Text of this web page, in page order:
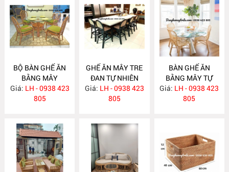
BỘ BÀN GHẾ ĂN
BẰNG MÂY
MA782
Giá: LH - 0938 423
805
GHẾ ĂN MÂY TRE
ĐAN TỰ NHIÊN
MA781
Giá: LH - 0938 423
805
BÀN GHẾ ĂN
BẰNG MÂY TỰ
NHIÊN MA780
Giá: LH - 0938 423
805